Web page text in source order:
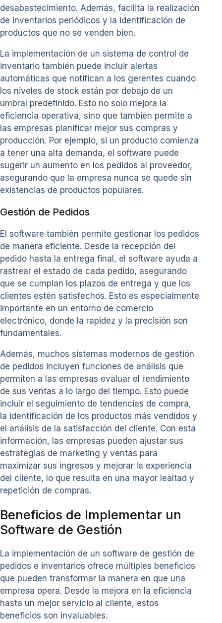
desabastecimiento. Además, facilita la realización
de inventarios periódicos y la identificación de
productos que no se venden bien.
La implementación de un sistema de control de
inventario también puede incluir alertas
automáticas que notifican a los gerentes cuando
los niveles de stock están por debajo de un
umbral predefinido. Esto no solo mejora la
eficiencia operativa, sino que también permite a
las empresas planificar mejor sus compras y
producción. Por ejemplo, si un producto comienza
a tener una alta demanda, el software puede
sugerir un aumento en los pedidos al proveedor,
asegurando que la empresa nunca se quede sin
existencias de productos populares.
Gestión de Pedidos
El software también permite gestionar los pedidos
de manera eficiente. Desde la recepción del
pedido hasta la entrega final, el software ayuda a
rastrear el estado de cada pedido, asegurando
que se cumplan los plazos de entrega y que los
clientes estén satisfechos. Esto es especialmente
importante en un entorno de comercio
electrónico, donde la rapidez y la precisión son
fundamentales.
Además, muchos sistemas modernos de gestión
de pedidos incluyen funciones de análisis que
permiten a las empresas evaluar el rendimiento
de sus ventas a lo largo del tiempo. Esto puede
incluir el seguimiento de tendencias de compra,
la identificación de los productos más vendidos y
el análisis de la satisfacción del cliente. Con esta
información, las empresas pueden ajustar sus
estrategias de marketing y ventas para
maximizar sus ingresos y mejorar la experiencia
del cliente, lo que resulta en una mayor lealtad y
repetición de compras.
Beneficios de Implementar un
Software de Gestión
La implementación de un software de gestión de
pedidos e inventarios ofrece múltiples beneficios
que pueden transformar la manera en que una
empresa opera. Desde la mejora en la eficiencia
hasta un mejor servicio al cliente, estos
beneficios son invaluables.